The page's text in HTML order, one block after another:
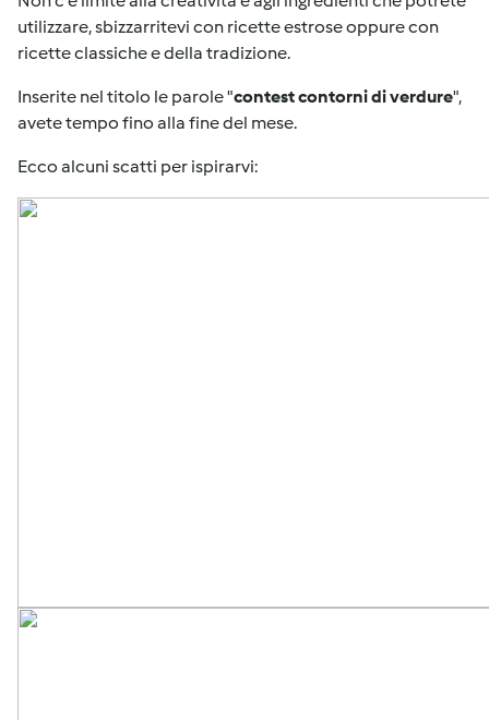
utilizzare, sbizzarritevi con ricette estrose oppure con
ricette classiche e della tradizione.
Inserite nel titolo le parole "contest contorni di verdure",
avete tempo fino alla fine del mese.
Ecco alcuni scatti per ispirarvi: